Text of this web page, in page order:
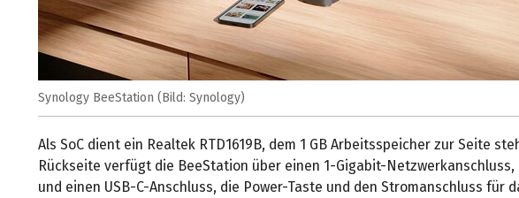
Synology BeeStation (Bild: Synology)
Als SoC dient ein Realtek RTD1619B, dem 1 GB Arbeitsspeicher zur Seite
Rückseite verfügt die BeeStation über einen 1-Gigabit-Netzwerkanschluss,
und einen USB-C-Anschluss, die Power-Taste und den Stromanschluss für